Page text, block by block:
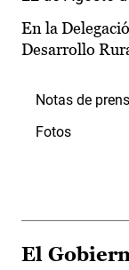
En la
Desarrollo
Notas de
Fotos
El